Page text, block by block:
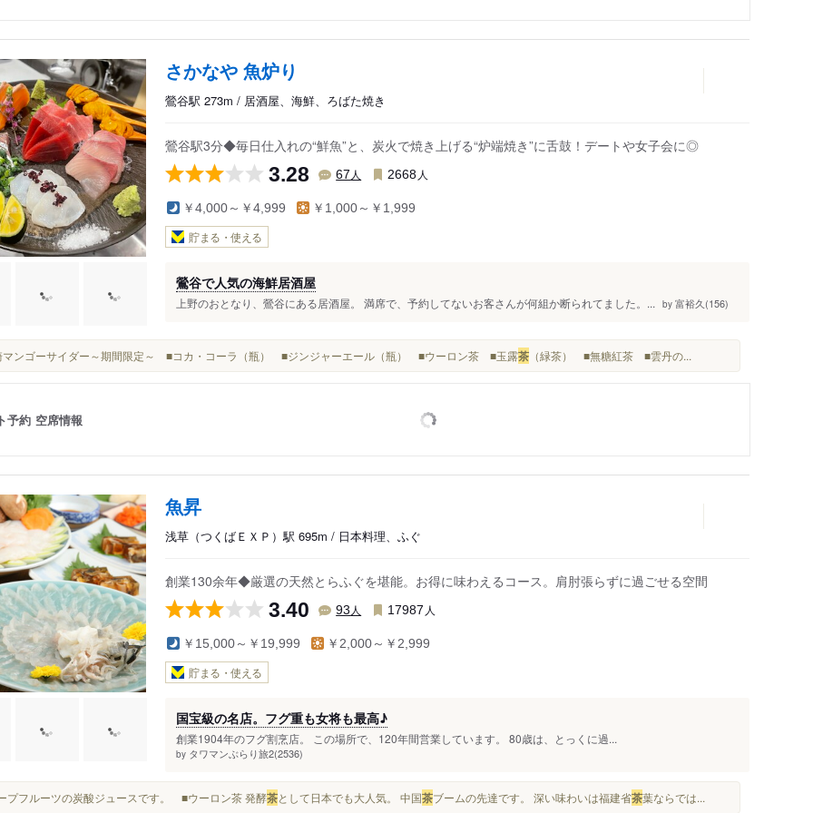
さかなや 魚炉り
鶯谷駅 273m / 居酒屋、海鮮、ろばた焼き
鶯谷駅3分◆毎日仕入れの“鮮魚”と、炭火で焼き上げる“炉端焼き”に舌鼓！デートや女子会に◎
3.28 67 人 2668 人
￥4,000～￥4,999 ￥1,000～￥1,999
貯まる・使える
鶯谷で人気の海鮮居酒屋
上野のおとなり、鶯谷にある居酒屋。 満席で、予約してないお客さんが何組か断られてました。... by 富裕久(156)
マンゴーサイダー～期間限定～ ■コカ・コーラ（瓶） ■ジンジャーエール（瓶） ■ウーロン茶 ■玉露茶 （緑茶） ■無糖紅茶 ■雲丹の...
予約 空席情報
魚昇
浅草（つくばＥＸＰ）駅 695m / 日本料理、ふぐ
創業130余年◆厳選の天然とらふぐを堪能。お得に味わえるコース。肩肘張らずに過ごせる空間
3.40 93 人 17987 人
￥15,000～￥19,999 ￥2,000～￥2,999
貯まる・使える
国宝級の名店。フグ重も女将も最高♪
創業1904年のフグ割烹店。 この場所で、120年間営業しています。 80歳は、とっくに過...
by タワマンぶらり旅2(2536)
プフルーツの炭酸ジュースです。 ■ウーロン茶 発酵茶として日本でも大人気。 中国茶ブームの先達です。 深い味わいは福建省茶葉ならでは...